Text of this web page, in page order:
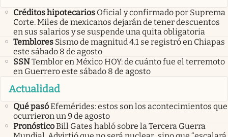
Créditos hipotecarios Oficial y confirmado por Suprema
Corte. Miles de mexicanos dejarán de tener descuentos
en sus salarios y se suspende una quita obligatoria
Temblores Sismo de magnitud 4.1 se registró en Chiapas
este sábado 8 de agosto
SSNTemblor en México HOY: de cuánto fue el terremoto
en Guerrero este sábado 8 de agosto
Actualidad
Qué pasóEfemérides: estos son los acontecimientos que
ocurrieron un 9 de agosto
PronósticoBill Gates habló sobre la Tercera Guerra